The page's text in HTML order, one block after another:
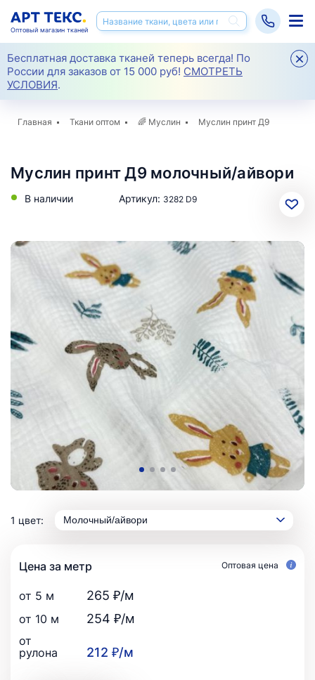
Бесплатная доставка тканей теперь всегда! По
России для заказов от 15 000 руб! СМОТРЕТЬ
УСЛОВИЯ.
Оптовый магазин тканей
Главная Ткани оптом 🌈 Муслин Муслин принт Д9
Муслин принт Д9 молочный/айвори
В наличии Артикул: 3282 D9
1 цвет: Молочный/айвори
Цена за метр Оптовая цена
от 5 м 265 ₽/м
от 10 м 254 ₽/м
от
рулона
212 ₽/м